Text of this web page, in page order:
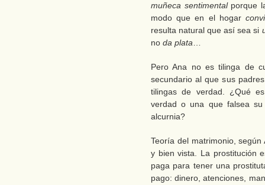
muñeca sentimentalporque
modo que en el hogar
resulta natural que así sea si
no da plata
Pero Ana no es tilinga de
secundario al que sus
tilingas de verdad. ¿Qué
verdad o una que falsea
alcurnia?
Teoría del matrimonio,
y bien vista. La prostitución
paga para tener una
pago: dinero, atenciones,